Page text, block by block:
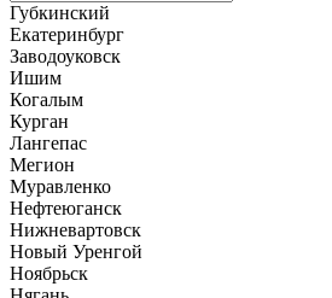
Губкинский
Екатеринбург
Заводоуковск
Ишим
Когалым
Курган
Лангепас
Мегион
Муравленко
Нефтеюганск
Нижневартовск
Новый Уренгой
Ноябрьск